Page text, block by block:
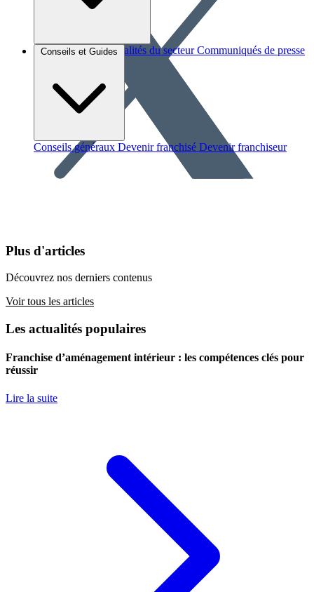
Brèves et actus Actualités du secteur Communiqués de presse
Conseils et Guides
Conseils généraux Devenir franchisé Devenir franchiseur
Plus d'articles
Découvrez nos derniers contenus
Voir tous les articles
Les actualités populaires
Franchise d’aménagement intérieur : les compétences clés pour
réussir
Lire la suite